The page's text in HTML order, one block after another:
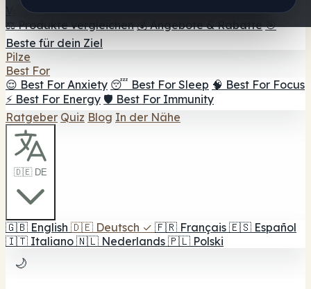
Vapes 🍫 Shroom Bar Hub 😌 Stimmungs-Gummis
⚖️ Produkte vergleichen 💰 Angebote & Rabatte 🎯
Beste für dein Ziel
Pilze
Best For
😌 Best For Anxiety 😴 Best For Sleep 🧠 Best For Focus
⚡ Best For Energy 🛡️ Best For Immunity
Ratgeber Quiz Blog In der Nähe
🇩🇪 DE
🇬🇧 English 🇩🇪 Deutsch ✓ 🇫🇷 Français 🇪🇸 Español
🇮🇹 Italiano 🇳🇱 Nederlands 🇵🇱 Polski
🌙